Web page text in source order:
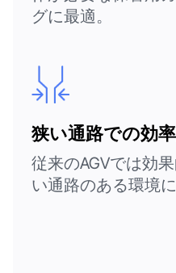
グに最適。
狭い通路での効
従来のAGVでは効
い通路のある環境に